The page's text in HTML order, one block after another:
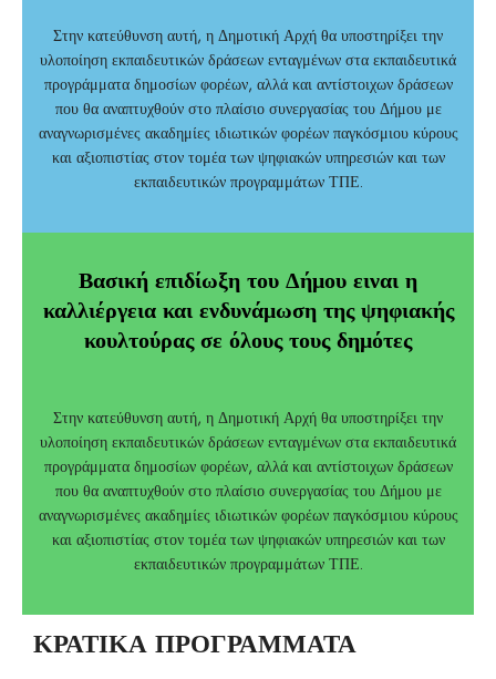
Στην κατεύθυνση αυτή, η Δημοτική Αρχή θα υποστηρίξει την
υλοποίηση εκπαιδευτικών δράσεων ενταγμένων στα εκπαιδευτικά
προγράμματα δημοσίων φορέων, αλλά και αντίστοιχων δράσεων
που θα αναπτυχθούν στο πλαίσιο συνεργασίας του Δήμου με
αναγνωρισμένες ακαδημίες ιδιωτικών φορέων παγκόσμιου κύρους
και αξιοπιστίας στον τομέα των ψηφιακών υπηρεσιών και των
εκπαιδευτικών προγραμμάτων ΤΠΕ.
Βασική επιδίωξη του Δήμου ειναι η
καλλιέργεια και ενδυνάμωση της ψηφιακής
κουλτούρας σε όλους τους δημότες
Στην κατεύθυνση αυτή, η Δημοτική Αρχή θα υποστηρίξει την
υλοποίηση εκπαιδευτικών δράσεων ενταγμένων στα εκπαιδευτικά
προγράμματα δημοσίων φορέων, αλλά και αντίστοιχων δράσεων
που θα αναπτυχθούν στο πλαίσιο συνεργασίας του Δήμου με
αναγνωρισμένες ακαδημίες ιδιωτικών φορέων παγκόσμιου κύρους
και αξιοπιστίας στον τομέα των ψηφιακών υπηρεσιών και των
εκπαιδευτικών προγραμμάτων ΤΠΕ.
ΚΡΑΤΙΚΑ ΠΡΟΓΡΑΜΜΑΤΑ